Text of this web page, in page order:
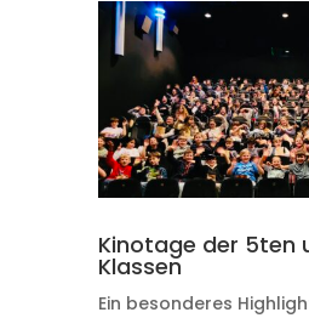
Kinotage der 5ten
Klassen
Ein besonderes